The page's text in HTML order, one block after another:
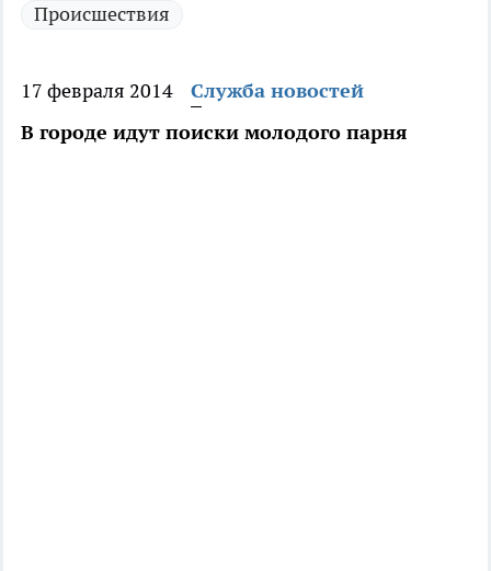
Происшествия
17 февраля 2014
Служба новостей
В городе идут поиски молодого парня